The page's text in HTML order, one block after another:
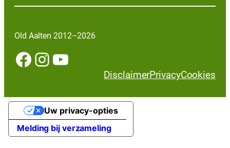
Old Aalten 2012–2026
Facebook InstagramYouTube
DisclaimerPrivacyCookies
Melding bij verzameling
Uw privacy-opties